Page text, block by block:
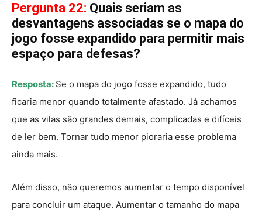
Pergunta 22: Quais seriam as
desvantagens associadas se o mapa do
jogo fosse expandido para permitir mais
espaço para defesas?
Resposta: Se o mapa do jogo fosse expandido, tudo
ficaria menor quando totalmente afastado. Já achamos
que as vilas são grandes demais, complicadas e difíceis
de ler bem. Tornar tudo menor pioraria esse problema
ainda mais.
Além disso, não queremos aumentar o tempo disponível
para concluir um ataque. Aumentar o tamanho do mapa